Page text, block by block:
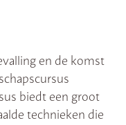
en de komst
biedt een groot
technieken die